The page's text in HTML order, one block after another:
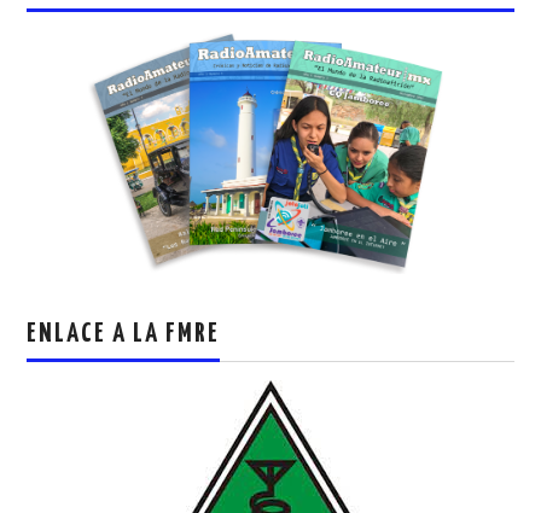
ENLACE A LA FMRE